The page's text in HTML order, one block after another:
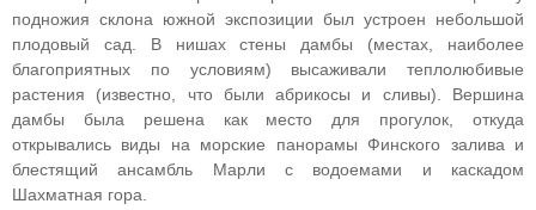
подножия склона южной экспозиции был устроен небольшой
плодовый сад. В нишах стены дамбы (местах, наиболее
благоприятных по условиям) высаживали теплолюбивые
растения (известно, что были абрикосы и сливы). Вершина
дамбы была решена как место для прогулок, откуда
открывались виды на морские панорамы Финского залива и
блестящий ансамбль Марли с водоемами и каскадом
Шахматная гора.